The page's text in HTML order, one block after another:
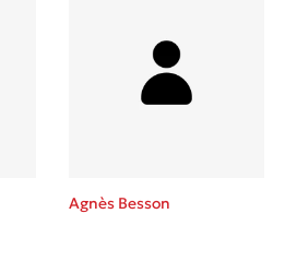
λεξικό της ζωής σου
Agnès Besson